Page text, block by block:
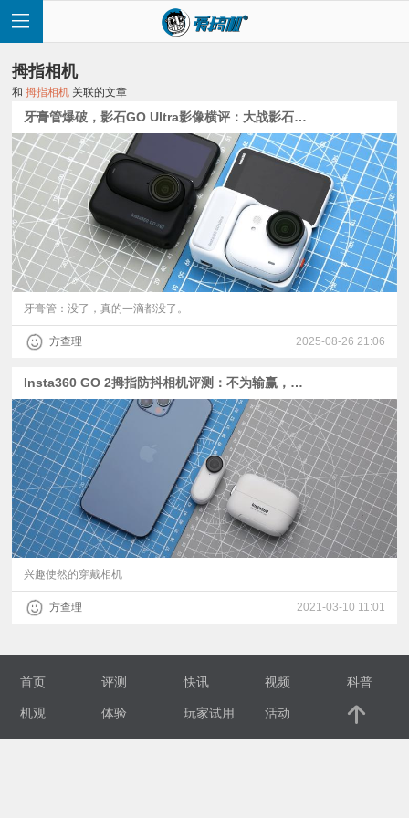
首
页
快
讯
视
频
科
普
专
拇指相机
和拇指相机 关联的文章
牙膏管爆破，影石GO Ultra影像横评：大战影石Ace Pro 2、GO 3S
牙膏管：没了，真的一滴都没了。
方查理 2025-08-26 21:06
Insta360 GO 2拇指防抖相机评测：不为输赢，就为好玩
兴趣使然的穿戴相机
方查理 2021-03-10 11:01
首页 评测 快讯 视频 科普
机观 体验 玩家试用 活动